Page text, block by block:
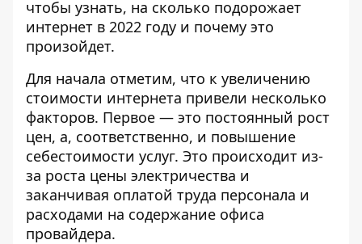
чтобы узнать, на сколько подорожает
интернет в 2022 году и почему это
произойдет.
Для начала отметим, что к увеличению
стоимости интернета привели несколько
факторов. Первое — это постоянный рост
цен, а, соответственно, и повышение
себестоимости услуг. Это происходит из-
за роста цены электричества и
заканчивая оплатой труда персонала и
расходами на содержание офиса
провайдера.